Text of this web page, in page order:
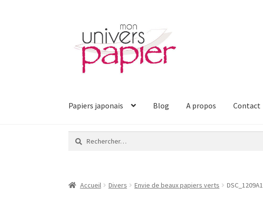
la
navigation
contenu
Papiers japonais Blog A propos Contact
Rechercher :
Accueil Divers Envie de beaux papiers verts DSC_1209A1